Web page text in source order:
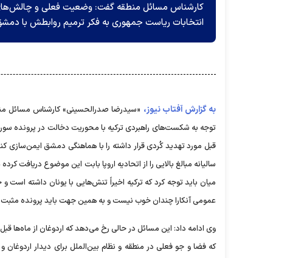
کارشناس مسائل منطقه گفت: وضعیت فعلی و
انتخابات ریاست جمهوری به فکر ترمیم روابطش با
به گزارش آفتاب نیوز، «سیدرضا صدرالحسینی» کارشناس مسائل
توجه به شکست‌های راهبردی ترکیه با محوریت دخالت در پرونده
قبل مورد تهدید کُردی قرار داشته را با هماهنگی دمشق ایمن‌سازی
سالیانه مبالغ بالایی را از اتحادیه اروپا بابت این موضوع دریافت
میان باید توجه کرد که ترکیه اخیراً تنش‌هایی با یونان داشته
عمومی آنکارا چندان خوب نیست و به همین جهت باید پرونده
وی ادامه داد: این مسائل در حالی رخ می‌دهد که اردوغان از ماه‌ها
که فضا و جو فعلی در منطقه و نظام بین‌الملل برای دیدار